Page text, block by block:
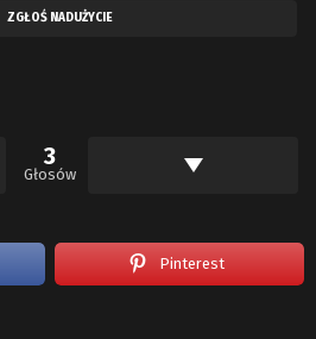
ZGŁOŚ NADUŻYCIE
3
Głosów
Pinterest